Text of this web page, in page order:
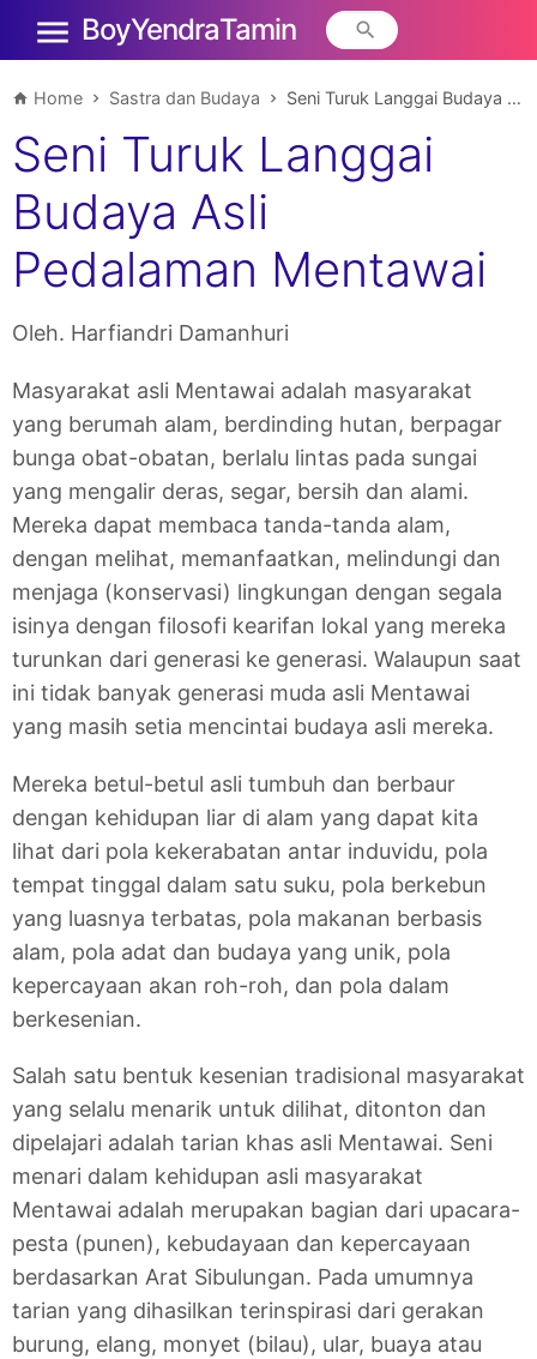
Boy Yendra Tamin
Home Sastra dan Budaya Seni Turuk Langgai Budaya Asli Pedalaman Mentawai
Seni Turuk Langgai
Budaya Asli
Pedalaman Mentawai
Oleh. Harfiandri Damanhuri
Masyarakat asli Mentawai adalah masyarakat
yang berumah alam, berdinding hutan, berpagar
bunga obat-obatan, berlalu lintas pada sungai
yang mengalir deras, segar, bersih dan alami.
Mereka dapat membaca tanda-tanda alam,
dengan melihat, memanfaatkan, melindungi dan
menjaga (konservasi) lingkungan dengan segala
isinya dengan filosofi kearifan lokal yang mereka
turunkan dari generasi ke generasi. Walaupun saat
ini tidak banyak generasi muda asli Mentawai
yang masih setia mencintai budaya asli mereka.
Mereka betul-betul asli tumbuh dan berbaur
dengan kehidupan liar di alam yang dapat kita
lihat dari pola kekerabatan antar induvidu, pola
tempat tinggal dalam satu suku, pola berkebun
yang luasnya terbatas, pola makanan berbasis
alam, pola adat dan budaya yang unik, pola
kepercayaan akan roh-roh, dan pola dalam
berkesenian.
Salah satu bentuk kesenian tradisional masyarakat
yang selalu menarik untuk dilihat, ditonton dan
dipelajari adalah tarian khas asli Mentawai. Seni
menari dalam kehidupan asli masyarakat
Mentawai adalah merupakan bagian dari upacara-
pesta (punen), kebudayaan dan kepercayaan
berdasarkan Arat Sibulungan. Pada umumnya
tarian yang dihasilkan terinspirasi dari gerakan
burung, elang, monyet (bilau), ular, buaya atau